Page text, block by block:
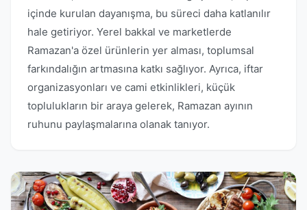
içinde kurulan dayanışma, bu süreci daha katlanılır
hale getiriyor. Yerel bakkal ve marketlerde
Ramazan'a özel ürünlerin yer alması, toplumsal
farkındalığın artmasına katkı sağlıyor. Ayrıca, iftar
organizasyonları ve cami etkinlikleri, küçük
toplulukların bir araya gelerek, Ramazan ayının
ruhunu paylaşmalarına olanak tanıyor.